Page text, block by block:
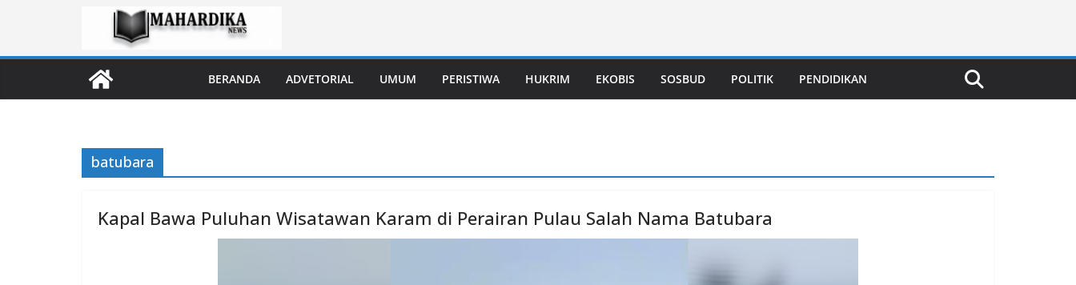
content
BERANDA ADVETORIAL UMUM PERISTIWA HUKRIM EKOBIS SOSBUD POLITIK PENDIDIKAN
batubara
Kapal Bawa Puluhan Wisatawan Karam di Perairan Pulau Salah Nama Batubara